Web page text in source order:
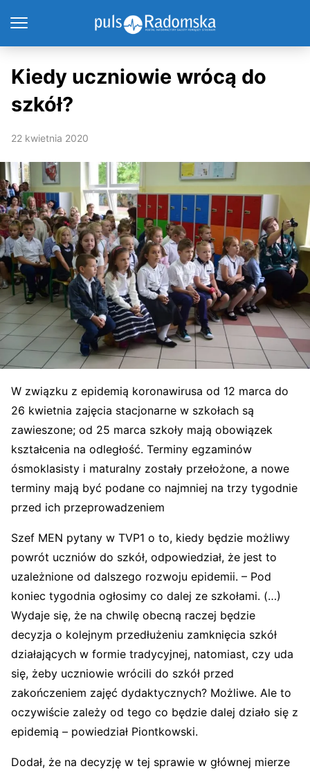
Kiedy uczniowie wrócą do
szkół?
22 kwietnia 2020
W związku z epidemią koronawirusa od 12 marca do
26 kwietnia zajęcia stacjonarne w szkołach są
zawieszone; od 25 marca szkoły mają obowiązek
kształcenia na odległość. Terminy egzaminów
ósmoklasisty i maturalny zostały przełożone, a nowe
terminy mają być podane co najmniej na trzy tygodnie
przed ich przeprowadzeniem
Szef MEN pytany w TVP1 o to, kiedy będzie możliwy
powrót uczniów do szkół, odpowiedział, że jest to
uzależnione od dalszego rozwoju epidemii. – Pod
koniec tygodnia ogłosimy co dalej ze szkołami. (…)
Wydaje się, że na chwilę obecną raczej będzie
decyzja o kolejnym przedłużeniu zamknięcia szkół
działających w formie tradycyjnej, natomiast, czy uda
się, żeby uczniowie wrócili do szkół przed
zakończeniem zajęć dydaktycznych? Możliwe. Ale to
oczywiście zależy od tego co będzie dalej działo się z
epidemią – powiedział Piontkowski.
Dodał, że na decyzję w tej sprawie w głównej mierze